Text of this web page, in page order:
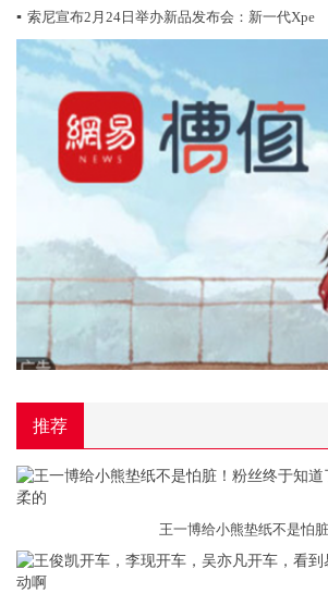
▪ 索尼宣布2月24日举办新品发布会：新一代Xpe
推荐
王一博给小熊垫纸不是怕脏